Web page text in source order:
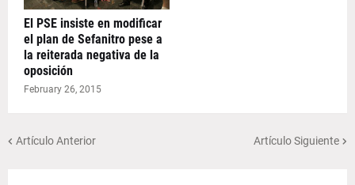
El PSE insiste en modificar
el plan de Sefanitro pese a
la reiterada negativa de la
oposición
February 26, 2015
Artículo Anterior Artículo Siguiente